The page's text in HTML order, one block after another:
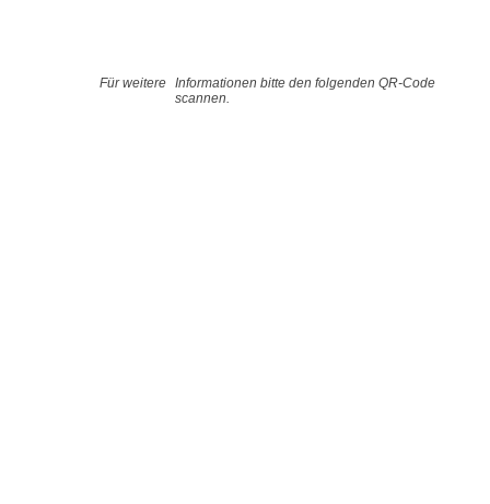
Für weitere Informationen bitte den folgenden QR-Code
scannen.